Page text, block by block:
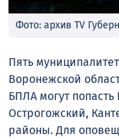
Фото: архив TV
Пять
Воронежской
БПЛА могут
Острогожский,
районы. Для